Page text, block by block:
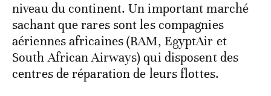
niveau du continent. Un important marché
sachant que rares sont les compagnies
aériennes africaines (RAM, EgyptAir et
South African Airways) qui disposent des
centres de réparation de leurs flottes.